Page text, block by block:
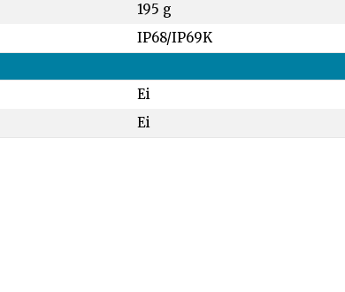
195 g
IP68/IP69K
Ei
Ei